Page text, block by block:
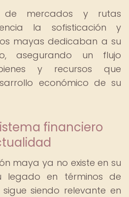
de mercados y rutas
la sofisticación y
mayas dedicaban a su
asegurando un flujo
y recursos que
económico de su
financiero
maya ya no existe en su
legado en términos de
siendo relevante en